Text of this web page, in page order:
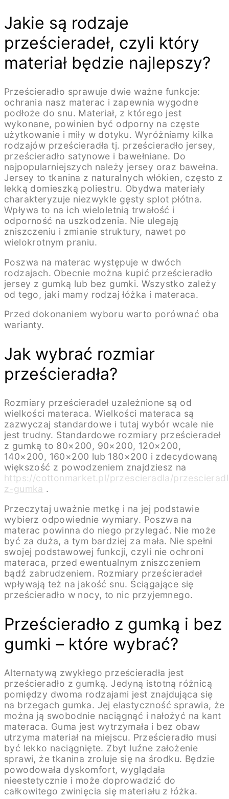
Jakie są rodzaje
prześcieradeł, czyli który
materiał będzie najlepszy?
Prześcieradło sprawuje dwie ważne funkcje:
ochrania nasz materac i zapewnia wygodne
podłoże do snu. Materiał, z którego jest
wykonane, powinien być odporny na częste
użytkowanie i miły w dotyku. Wyróżniamy kilka
rodzajów prześcieradła tj. prześcieradło jersey,
prześcieradło satynowe i bawełniane. Do
najpopularniejszych należy jersey oraz bawełna.
Jersey to tkanina z naturalnych włókien, często z
lekką domieszką poliestru. Obydwa materiały
charakteryzuje niezwykle gęsty splot płótna.
Wpływa to na ich wieloletnią trwałość i
odporność na uszkodzenia. Nie ulegają
zniszczeniu i zmianie struktury, nawet po
wielokrotnym praniu.
Poszwa na materac występuje w dwóch
rodzajach. Obecnie można kupić prześcieradło
jersey z gumką lub bez gumki. Wszystko zależy
od tego, jaki mamy rodzaj łóżka i materaca.
Przed dokonaniem wyboru warto porównać oba
warianty.
Jak wybrać rozmiar
prześcieradła?
Rozmiary prześcieradeł uzależnione są od
wielkości materaca. Wielkości materaca są
zazwyczaj standardowe i tutaj wybór wcale nie
jest trudny. Standardowe rozmiary prześcieradeł
z gumką to 80×200, 90×200, 120×200,
140×200, 160×200 lub 180×200 i zdecydowaną
większość z powodzeniem znajdziesz na
https://cottonmarket.pl/przescieradla/
z-gumka .
Przeczytaj uważnie metkę i na jej podstawie
wybierz odpowiednie wymiary. Poszwa na
materac powinna do niego przylegać. Nie może
być za duża, a tym bardziej za mała. Nie spełni
swojej podstawowej funkcji, czyli nie ochroni
materaca, przed ewentualnym zniszczeniem
bądź zabrudzeniem. Rozmiary prześcieradeł
wpływają też na jakość snu. Ściągające się
prześcieradło w nocy, to nic przyjemnego.
Prześcieradło z gumką i bez
gumki – które wybrać?
Alternatywą zwykłego prześcieradła jest
prześcieradło z gumką. Jedyną istotną różnicą
pomiędzy dwoma rodzajami jest znajdująca się
na brzegach gumka. Jej elastyczność sprawia, że
można ją swobodnie naciągnąć i nałożyć na kant
materaca. Guma jest wytrzymała i bez obaw
utrzyma materiał na miejscu. Prześcieradło musi
być lekko naciągnięte. Zbyt luźne założenie
sprawi, że tkanina zroluje się na środku. Będzie
powodowała dyskomfort, wyglądała
nieestetycznie i może doprowadzić do
całkowitego zwinięcia się materiału z łóżka.